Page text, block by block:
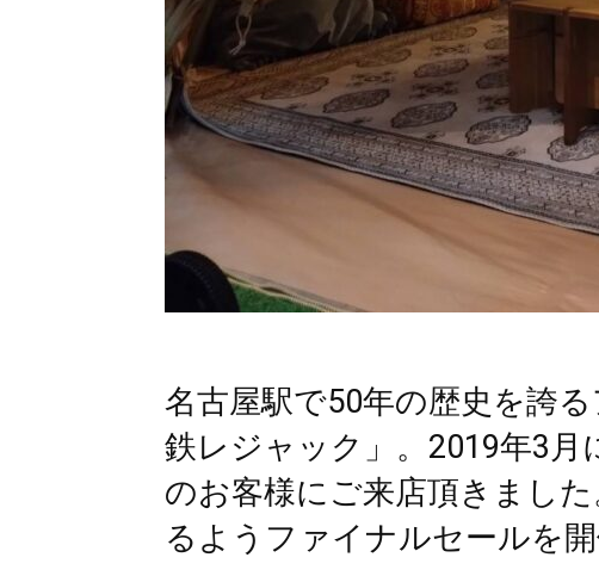
名古屋駅で50年の歴史を誇
鉄レジャック」。2019年3月
のお客様にご来店頂きまし
るようファイナルセールを開